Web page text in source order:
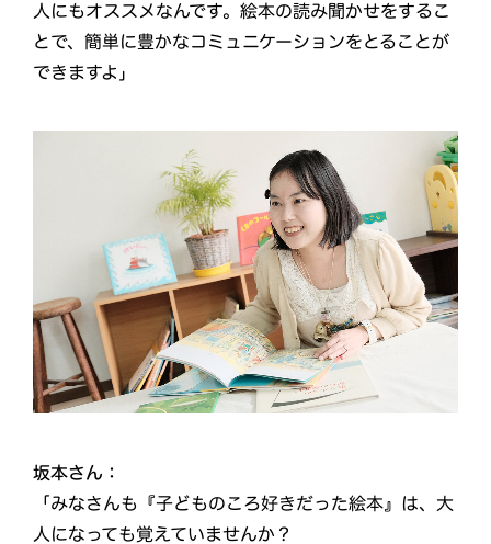
人にもオススメなんです。絵本の読み聞かせをするこ
とで、簡単に豊かなコミュニケーションをとることが
できますよ」
坂本さん：
「みなさんも『子どものころ好きだった絵本』は、大
人になっても覚えていませんか？